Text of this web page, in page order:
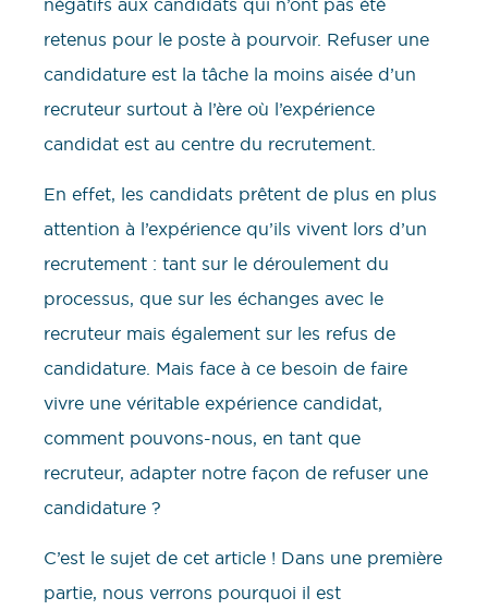
retenus pour le poste à pourvoir. Refuser une
candidature est la tâche la moins aisée d’un
recruteur surtout à l’ère où l’expérience
candidat est au centre du recrutement.
En effet, les candidats prêtent de plus en plus
attention à l’expérience qu’ils vivent lors d’un
recrutement : tant sur le déroulement du
processus, que sur les échanges avec le
recruteur mais également sur les refus de
candidature. Mais face à ce besoin de faire
vivre une véritable expérience candidat,
comment pouvons-nous, en tant que
recruteur, adapter notre façon de refuser une
candidature ?
C’est le sujet de cet article ! Dans une première
partie, nous verrons pourquoi il est